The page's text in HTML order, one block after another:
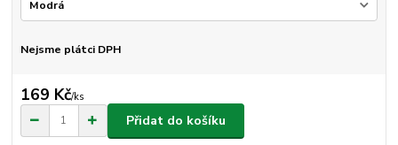
Nejsme plátci DPH
169 Kč/ks
Přidat do košíku